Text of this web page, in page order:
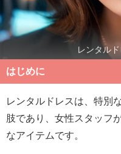
レンタル
はじめに
レンタルドレスは、特別
肢であり、女性スタッフ
なアイテムです。